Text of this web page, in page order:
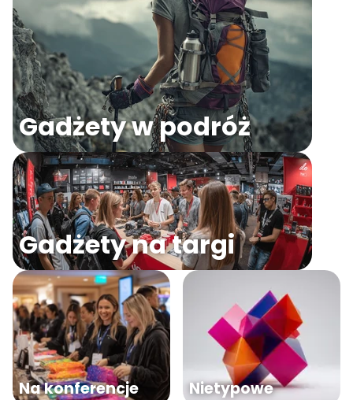
Gadżety w podróż
Gadżety na targi
Na konferencje Nietypowe